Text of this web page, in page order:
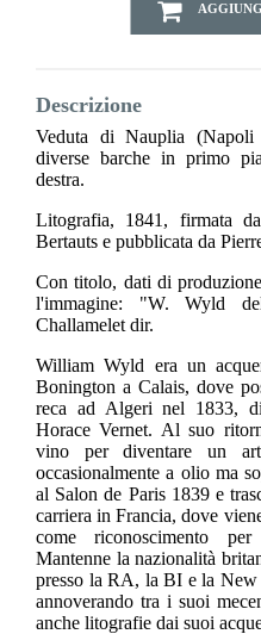
Descrizione
Veduta di Nauplia
diverse barche in primo
destra.
Litografia, 1841, firmata
Bertauts e pubblicata da
Con titolo, dati di
l'immagine: "W. Wyld
Challamelet dir.
William Wyld era un
Bonington a Calais, dove
reca ad Algeri nel 1833,
Horace Vernet. Al suo
vino per diventare un
occasionalmente a olio ma
al Salon de Paris 1839 e
carriera in Francia, dove
come riconoscimento
Mantenne la nazionalità
presso la RA, la BI e la
annoverando tra i suoi
anche litografie dai suoi